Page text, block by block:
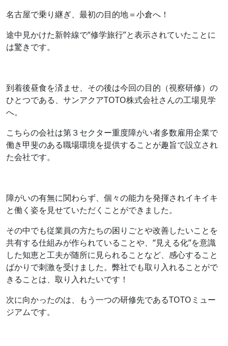
名古屋で乗り継ぎ、最初の目的地＝小倉へ！
途中見かけた新幹線で“修学旅行”と表示されていたことに
は驚きです。
到着後昼食を済ませ、その後は今回の目的（視察研修）の
ひとつである、サンアクアTOTO株式会社さんの工場見学
へ。
こちらの会社は第３セクター重度障がい者多数雇用企業で
働き甲斐のある職場環境を提供することが趣旨で設立され
た会社です。
障がいの有無に関わらず、個々の能力を発揮されイキイキ
と働く姿を見せていただくことができました。
その中でも従業員の方たちの困りごとや改善したいことを
共有する仕組みが作られていることや、“見える化”を意識
した知恵と工夫が随所に見られることなど、感心すること
ばかりで刺激を受けました。弊社でも取り入れることがで
きることは、取り入れたいです！
次に向かったのは、もう一つの研修先であるTOTOミュー
ジアムです。